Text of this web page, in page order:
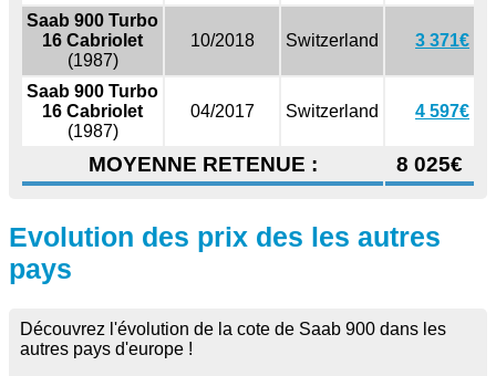
Saab 900 Turbo
16 Cabriolet
(1987)
10/2018 Switzerland 3 371€
Saab 900 Turbo
16 Cabriolet
(1987)
04/2017 Switzerland 4 597€
MOYENNE RETENUE : 8 025€
Evolution des prix des les autres
pays
Découvrez l'évolution de la cote de Saab 900 dans les
autres pays d'europe !